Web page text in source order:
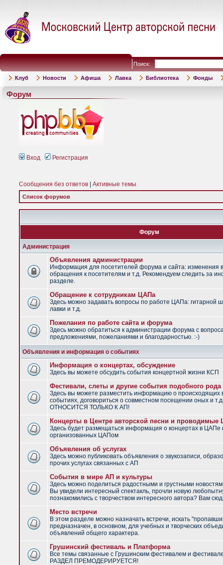
Поиск:
Клуб Новости Афиша Лавка Библиотека Фонды
Форум
Вход Регистрация
Сообщения без ответов Активные темы
Список форумов
Форум
Администрация
Объявления администрации
Информация для посетителей форума и сайта: изменения
обращения к посетителям и т.д. Рекомендуем следить за
разделе.
Обращение к сотрудникам ЦАПа
Здесь можно задавать вопросы по работе ЦАПа: гитарной
лавки и т.д.
Пожелания по работе сайта и форума
Здесь можно обратиться к администрации форума с
предложениями, пожеланиями и благодарностью. :-)
Объявления и информация о событиях
Информация о концертах, обсуждение
Здесь вы можете обсудить события концертной жизни КСП
Фестивали, слеты и другие события подобного рода
Здесь вы можете разместить информацию о
событиях, договориться о совместном посещении оных и
ОТНОСИТСЯ ТОЛЬКО К АП!
Концерты в Центре авторской песни и
Здесь будет размещаться информация о концертах в ЦАПе
организованных ЦАПом
Объявления об услугах
Здесь можно публиковать объявления о звукозаписи,
прочих услугах связанных с АП
События в мире АП и культуры
Здесь можно поделиться радостными и грустными
Вы увидели интересный спектакль, прочли новую
познакомились с творчеством интересного автора? Вам
Место встречи
В этом разделе можно назначать встречи, искать
предназначен, в основном, для учебных и творческих
объявлений общего характера.
Грушинский фестиваль и Платформа
Все темы связанные с Грушинским фестивалем и
РАЗДЕЛ ПРЕМОДЕРИРУЕТСЯ!